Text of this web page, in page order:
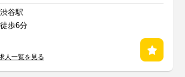
渋谷駅
徒歩6分
人一覧を見る